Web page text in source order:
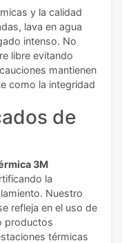
y la calidad
lava en agua
intenso. No
libre evitando
mantienen
como la integridad
de
3M
la
Nuestro
refleja en el uso de
productos
térmicas